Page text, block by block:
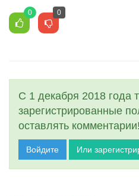
0 0
С 1 декабря 2018 года
зарегистрированные
оставлять комментарии!
Войдите Или